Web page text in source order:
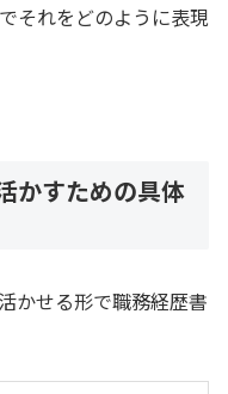
それをどのように表現
かすための具体
かせる形で職務経歴書